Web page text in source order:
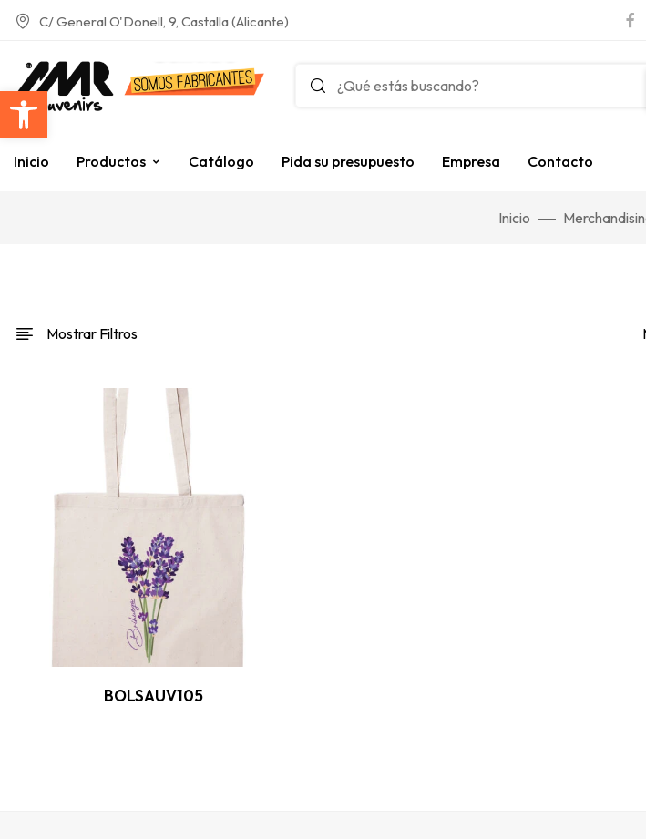
Abrir barra de herramientas
C/ General O'Donell, 9, Castalla (Alicante)
Inicio Productos Catálogo Pida su presupuesto Empresa Contacto
Inicio
Mostrar Filtros
BOLSAUV105